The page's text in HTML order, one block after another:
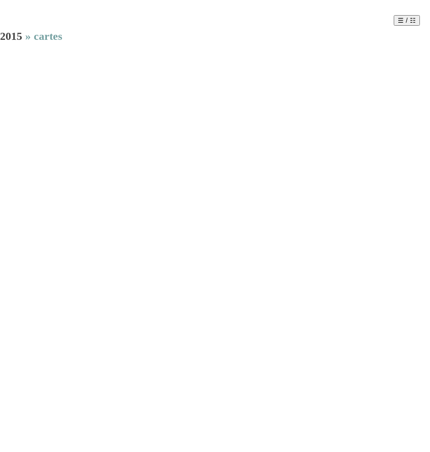
2015 » cartes
☰ / ☷